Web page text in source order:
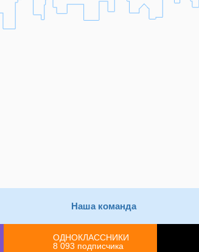
Наша команда
ОДНОКЛАССНИКИ
8 093 подписчика